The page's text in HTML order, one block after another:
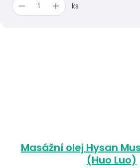
ks
Masážní olej Hysan
(Huo Luo)